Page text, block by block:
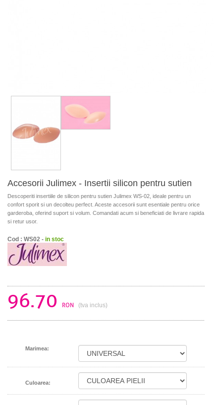
Accesorii Julimex - Insertii silicon pentru sutien
Descoperiti insertiile de silicon pentru sutien Julimex WS-02, ideale pentru un
confort sporit si un decolteu perfect. Aceste accesorii sunt esentiale pentru orice
garderoba, oferind suport si volum. Comandati acum si beneficiati de livrare rapida
si retur usor.
Cod : WS02 - in stoc
96.70 RON (tva inclus)
Marimea:
Culoarea: